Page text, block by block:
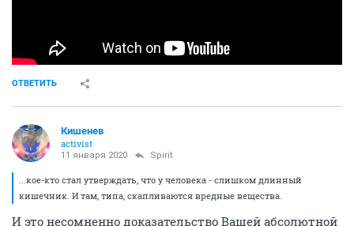
ОТВЕТИТЬ
Кишенев
activist
11 января 2020 Spirit
...кое-кто стал утверждать, что у человека - слишком длинный
кишечник. И там, типа, скапливаются вредные вещества.
И это несомненно доказательство Вашей абсолютной